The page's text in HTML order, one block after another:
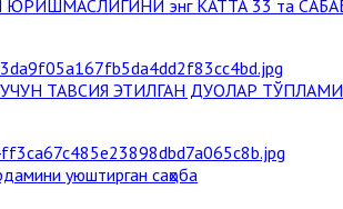
энг КАТТА 33 та
ТАВСИЯ ЭТИЛГАН ДУОЛАР ТЎПЛАМИ
уюштирган саҳоба